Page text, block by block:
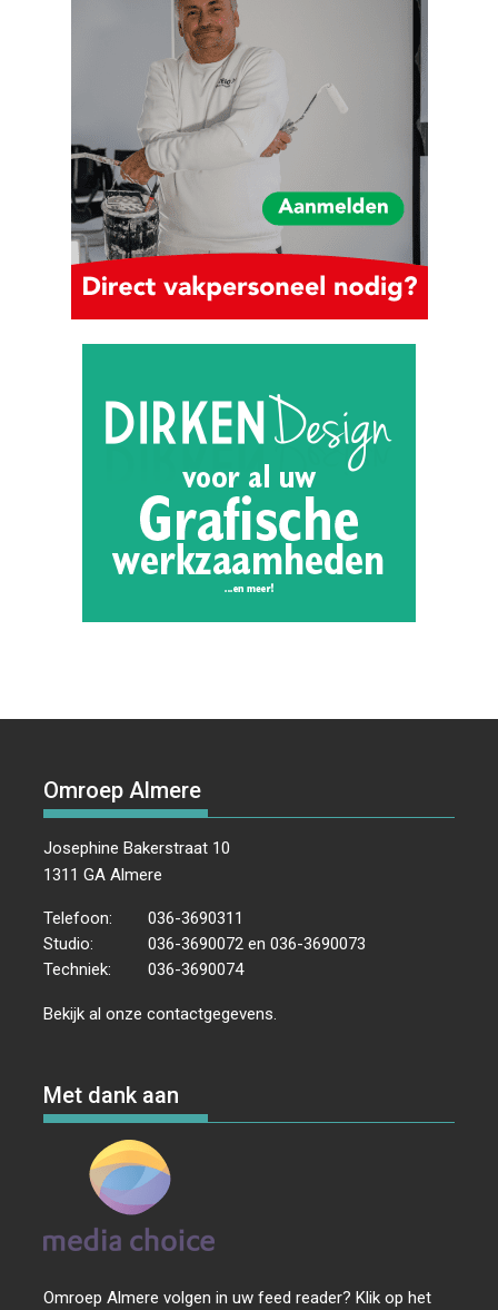
Omroep Almere
Josephine Bakerstraat 10
1311 GA Almere
Telefoon:
036-3690311
Studio:
036-3690072 en 036-3690073
Techniek:
036-3690074
Bekijk al onzecontactgegevens
Met dank aan
Omroep Almere volgen in uw feed reader? Klik op het